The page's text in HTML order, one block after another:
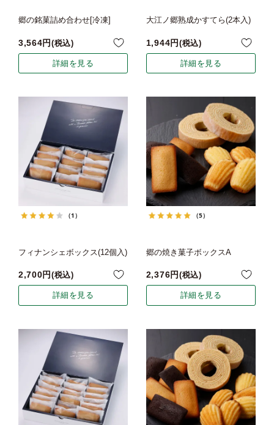
郷の銘菓詰め合わせ[冷凍]
3,564 税込
詳細を見る
大江ノ郷熟成かすてら(2本入)
1,944 税込
詳細を見る
（1）
フィナンシェボックス(12個入)
2,700 税込
詳細を見る
（5）
郷の焼き菓子ボックスA
2,376 税込
詳細を見る